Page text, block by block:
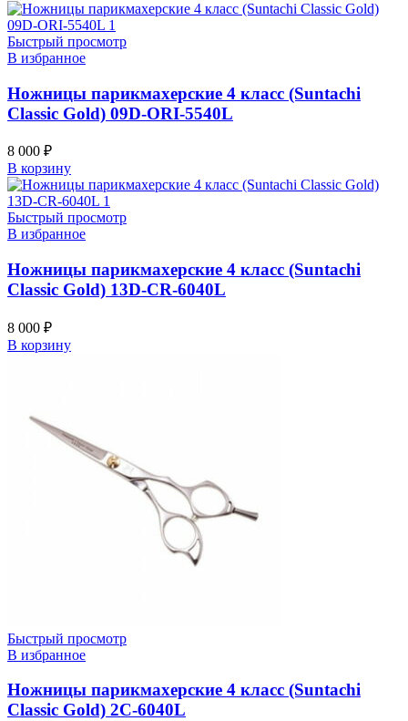
Быстрый просмотр
В избранное
Ножницы парикмахерские 4 класс (Suntachi
Classic Gold) 09D-ORI-5540L
8 000 ₽
В корзину
Быстрый просмотр
В избранное
Ножницы парикмахерские 4 класс (Suntachi
Classic Gold) 13D-CR-6040L
8 000 ₽
В корзину
Быстрый просмотр
В избранное
Ножницы парикмахерские 4 класс (Suntachi
Classic Gold) 2C-6040L